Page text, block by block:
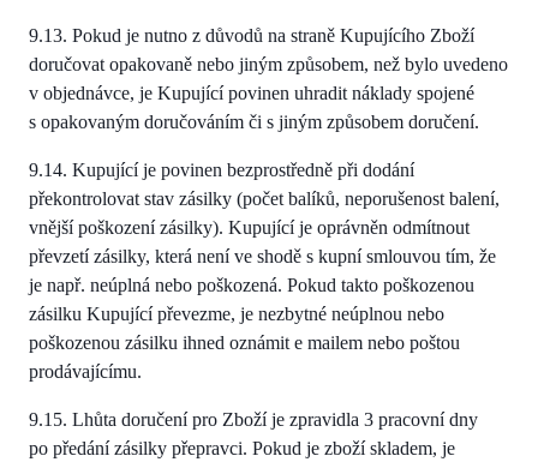
9.13. Pokud je nutno z důvodů na straně Kupujícího Zboží
doručovat opakovaně nebo jiným způsobem, než bylo uvedeno
v objednávce, je Kupující povinen uhradit náklady spojené
s opakovaným doručováním či s jiným způsobem doručení.
9.14. Kupující je povinen bezprostředně při dodání
překontrolovat stav zásilky (počet balíků, neporušenost balení,
vnější poškození zásilky). Kupující je oprávněn odmítnout
převzetí zásilky, která není ve shodě s kupní smlouvou tím, že
je např. neúplná nebo poškozená. Pokud takto poškozenou
zásilku Kupující převezme, je nezbytné neúplnou nebo
poškozenou zásilku ihned oznámit e mailem nebo poštou
prodávajícímu.
9.15. Lhůta doručení pro Zboží je zpravidla 3 pracovní dny
po předání zásilky přepravci. Pokud je zboží skladem, je